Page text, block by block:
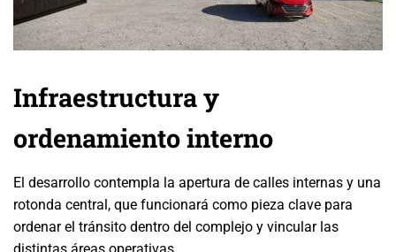
Infraestructura y
ordenamiento interno
El desarrollo contempla la apertura de calles internas y una
rotonda central, que funcionará como pieza clave para
ordenar el tránsito dentro del complejo y vincular las